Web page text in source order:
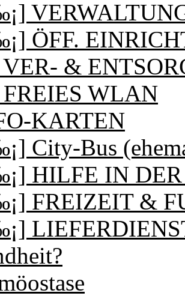
ÖFF.
&
WLAN
KARTEN
City-Bus
HILFE IN
FREIZEIT &